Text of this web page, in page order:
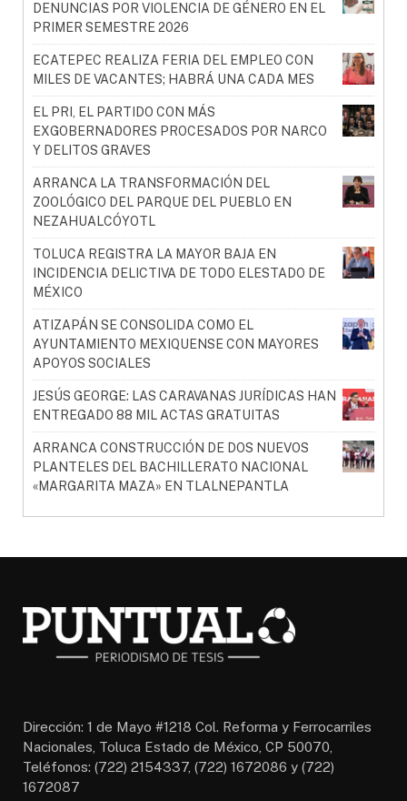
DENUNCIAS POR VIOLENCIA DE GÉNERO EN EL
PRIMER SEMESTRE 2026
ECATEPEC REALIZA FERIA DEL EMPLEO CON
MILES DE VACANTES; HABRÁ UNA CADA MES
EL PRI, EL PARTIDO CON MÁS
EXGOBERNADORES PROCESADOS POR NARCO
Y DELITOS GRAVES
ARRANCA LA TRANSFORMACIÓN DEL
ZOOLÓGICO DEL PARQUE DEL PUEBLO EN
NEZAHUALCÓYOTL
TOLUCA REGISTRA LA MAYOR BAJA EN
INCIDENCIA DELICTIVA DE TODO ELESTADO DE
MÉXICO
ATIZAPÁN SE CONSOLIDA COMO EL
AYUNTAMIENTO MEXIQUENSE CON MAYORES
APOYOS SOCIALES
JESÚS GEORGE: LAS CARAVANAS JURÍDICAS HAN
ENTREGADO 88 MIL ACTAS GRATUITAS
ARRANCA CONSTRUCCIÓN DE DOS NUEVOS
PLANTELES DEL BACHILLERATO NACIONAL
«MARGARITA MAZA» EN TLALNEPANTLA
Dirección: 1 de Mayo #1218 Col. Reforma y Ferrocarriles
Nacionales, Toluca Estado de México, CP 50070,
Teléfonos: (722) 2154337, (722) 1672086 y (722)
1672087